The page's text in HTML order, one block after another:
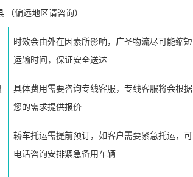
（偏远地区请咨询）
时效会由外在因素所影响，广圣物流尽可能缩短
运输时间，保证安全送达
具体费用需要咨询专线客服，专线客服将会根据
您的需求提供报价
轿车托运需提前预订，如客户需要紧急托运，可
电话咨询安排紧急备用车辆